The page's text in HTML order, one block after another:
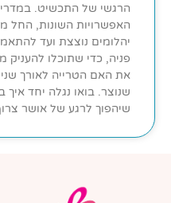
הרגשי של התכשיט. במדריך
האפשרויות השונות, החל
יהלומים נוצצת ועד
פניה, כדי שתוכלו
את האם הטרייה לאורך
שנוצר. בואו נגלה יחד
שיהפוך לרגע של אושר